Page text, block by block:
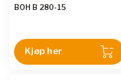
BOH B 280-15
Kjøp her